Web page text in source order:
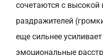
сочетаются с
раздражителей
еще сильнее
эмоциональные